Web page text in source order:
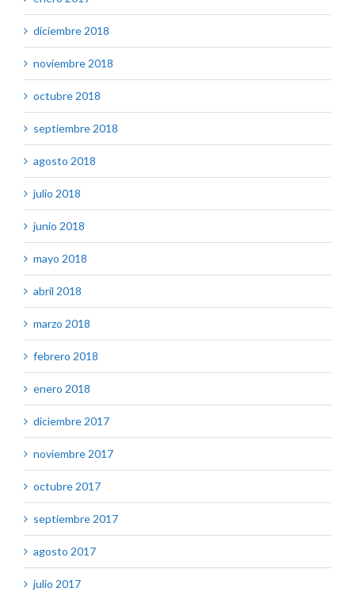
diciembre 2018
noviembre 2018
octubre 2018
septiembre 2018
agosto 2018
julio 2018
junio 2018
mayo 2018
abril 2018
marzo 2018
febrero 2018
enero 2018
diciembre 2017
noviembre 2017
octubre 2017
septiembre 2017
agosto 2017
julio 2017